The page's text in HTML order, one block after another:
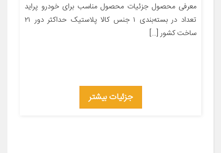
معرفی محصول جزئیات محصول مناسب برای خودرو پراید
تعداد در بسته‌بندی ۱ جنس کالا پلاستیک حداکثر دور ۲۱
ساخت کشور […]
جزئیات بیشتر